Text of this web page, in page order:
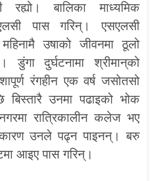
बालिका माध्यमिक
पास गरिन्। एसएलसी
उषाको जीवनमा ठूलो
डुंगा दुर्घटनामा श्रीमान्‌को
रंगहीन एक वर्ष जसोतसो
बिस्तारै उनमा पढाइको भोक
रात्रिकालीन कलेज भए
कारण उनले पढ्न पाइनन्। बरु
आइए पास गरिन्।